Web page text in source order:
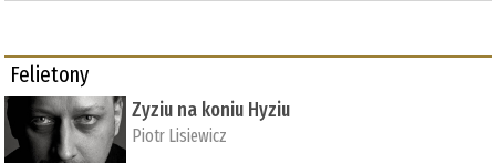
Felietony
Zyziu na koniu Hyziu
Piotr Lisiewicz